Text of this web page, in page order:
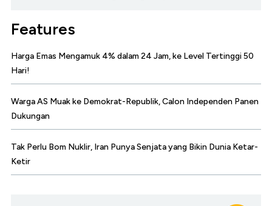
Features
Harga Emas Mengamuk 4% dalam 24 Jam, ke Level Tertinggi 50
Hari!
Warga AS Muak ke Demokrat-Republik, Calon Independen Panen
Dukungan
Tak Perlu Bom Nuklir, Iran Punya Senjata yang Bikin Dunia Ketar-
Ketir